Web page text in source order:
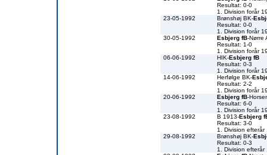
Resultat: 0-0
1. Division forår
23-05-1992
Brønshøj BK-
Resultat: 0-0
1. Division forår
30-05-1992
Esbjerg fB-Nørre
Resultat: 1-0
1. Division forår
06-06-1992
HIK-Esbjerg fB
Resultat: 0-3
1. Division forår
14-06-1992
Herfølge BK-
Resultat: 2-2
1. Division forår
20-06-1992
Esbjerg fB-
Resultat: 6-0
1. Division forår
23-08-1992
B 1913-Esbjerg
Resultat: 3-0
1. Division efterår
29-08-1992
Brønshøj BK-
Resultat: 0-3
1. Division efterår